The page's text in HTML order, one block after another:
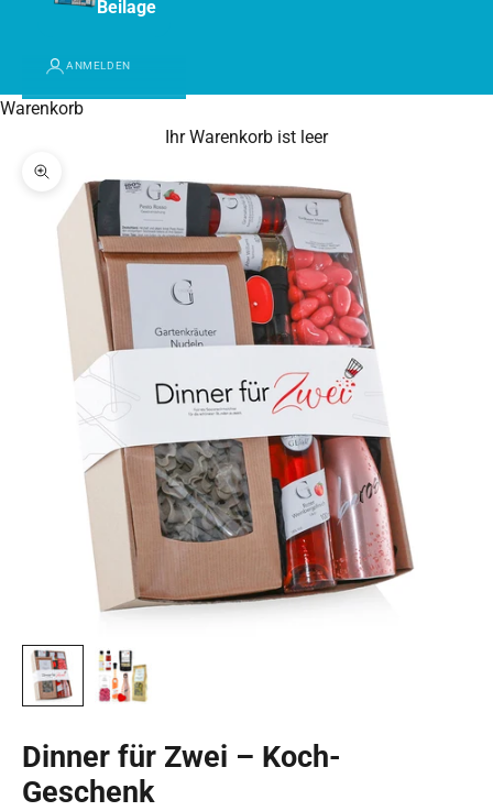
Beilage
ANMELDEN
Warenkorb
Ihr Warenkorb ist leer
Bild vergrößern
Dinner für Zwei – Koch-
Geschenk